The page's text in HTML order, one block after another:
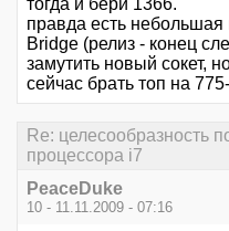
правда есть небольшая
Bridge (релиз - конец
замутить новый сокет,
сейчас брать топ на
Re: целесообразность
процессора i7
PeaceDuke
10 - 11.11.2009 - 07:16